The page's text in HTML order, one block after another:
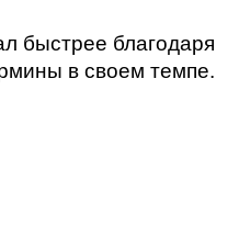
быстрее благодаря
в своем темпе.